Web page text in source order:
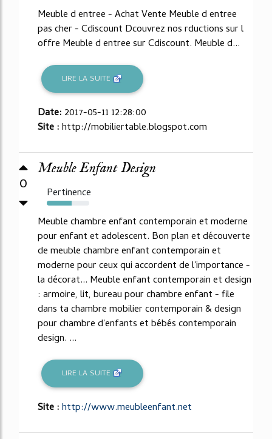
Meuble d entree - Achat Vente Meuble d entree
pas cher - Cdiscount Dcouvrez nos rductions sur l
offre Meuble d entree sur Cdiscount. Meuble d...
LIRE LA SUITE
Date: 2017-05-11 12:28:00
Site :http://mobiliertable.blogspot.com
0
Meuble Enfant Design
Pertinence
59%
Meuble chambre enfant contemporain et moderne
pour enfant et adolescent. Bon plan et découverte
de meuble chambre enfant contemporain et
moderne pour ceux qui accordent de l'importance -
la décorat... Meuble enfant contemporain et design
: armoire, lit, bureau pour chambre enfant - file
dans ta chambre mobilier contemporain & design
pour chambre d'enfants et bébés contemporain
design. ...
LIRE LA SUITE
Site :http://www.meubleenfant.net